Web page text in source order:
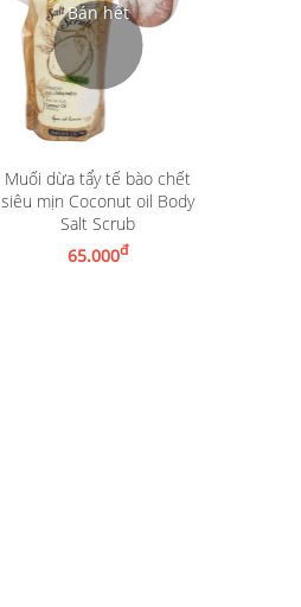
Muối dừa tẩy tế bào chết
siêu mịn Coconut oil Body
Salt Scrub
65.000đ
Nhận thông báo khi có hàng